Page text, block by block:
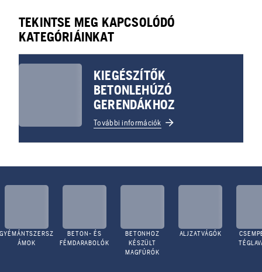
TEKINTSE MEG KAPCSOLÓDÓ
KATEGÓRIÁINKAT
KIEGÉSZÍTŐK
BETONLEHÚZÓ
GERENDÁKHOZ
További információk
GYÉMÁNTSZERSZ
ÁMOK
BETON- ÉS
FÉMDARABOLÓK
BETONHOZ
KÉSZÜLT
MAGFÚRÓK
ALJZATVÁGÓK